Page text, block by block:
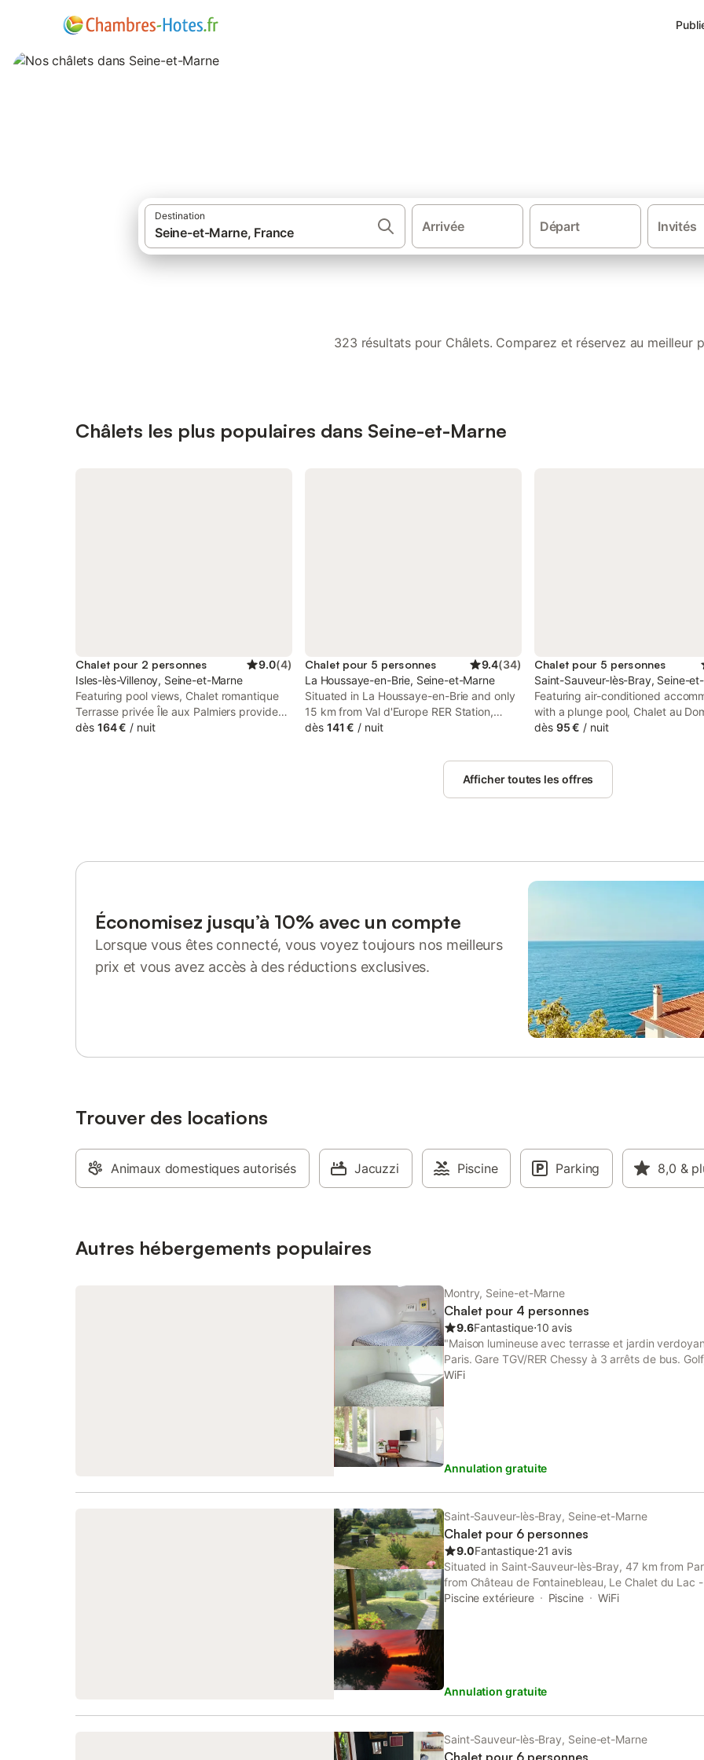
Destination
Arrivée Départ Invités
323 résultats pour Châlets. Comparez et réservez au meilleur
Châlets les plus populaires dans Seine-et-Marne
Chalet pour 2 personnes 9.0(4)
Isles-lès-Villenoy, Seine-et-Marne
Featuring pool views, Chalet romantique
Terrasse privée Île aux Palmiers provides
accommodation with a seasonal outdoor
dès 164 € / nuit
Chalet pour 5 personnes 9.4(34)
La Houssaye-en-Brie, Seine-et-Marne
Situated in La Houssaye-en-Brie and only
15 km from Val d'Europe RER Station,
Equi-Lodge mer au cœur des chevaux &
possibilité de balade poneys features
accommodation with garden views, free
dès 141 € / nuit
Chalet pour 5 personnes
Saint-Sauveur-lès-Bray, Seine-
Featuring air-conditioned
with a plunge pool, Chalet au
la Goujonne is located in Saint-
terrace, tennis at the tennis court,
private parking and free WiFi.
dès 95 € / nuit
Afficher toutes les offres
Économisez jusqu’à 10% avec un compte
Lorsque vous êtes connecté, vous voyez toujours nos meilleurs
prix et vous avez accès à des réductions exclusives.
Trouver des locations
Animaux domestiques autorisés Jacuzzi Piscine Parking 8,0 &
Autres hébergements populaires
Montry, Seine-et-Marne
Chalet pour 4 personnes
9.6Fantastique⋅10 avis
"Maison lumineuse avec terrasse et jardin
Paris. Gare TGV/RER Chessy à 3 arrêts de bus.
d'Europe, La Vallée Village à proximité. Paris à 35
d'arrivée estimée !"
WiFi
Annulation gratuite
Saint-Sauveur-lès-Bray, Seine-et-Marne
Chalet pour 6 personnes
9.0Fantastique⋅21 avis
Situated in Saint-Sauveur-lès-Bray, 47 km from
from Château de Fontainebleau, Le Chalet du Lac
offers a seasonal outdoor swimming pool and air
Piscine extérieure Piscine WiFi
Annulation gratuite
Saint-Sauveur-lès-Bray, Seine-et-Marne
Chalet pour 6 personnes